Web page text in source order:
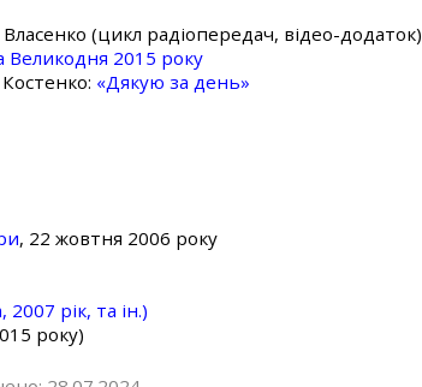
(цикл радіопередач, відео-додаток)
Великодня 2015 року
«Дякую за день»
, 22 жовтня 2006 року
рік, та ін.)
року)